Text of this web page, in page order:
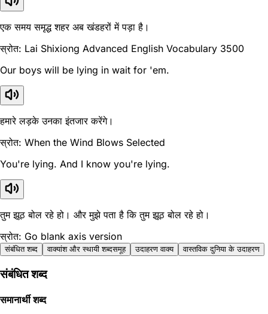
एक समय समृद्ध शहर अब खंडहरों में पड़ा है।
स्रोत: Lai Shixiong Advanced English Vocabulary 3500
Our boys will be lying in wait for 'em.
हमारे लड़के उनका इंतजार करेंगे।
स्रोत: When the Wind Blows Selected
You're lying. And I know you're lying.
तुम झूठ बोल रहे हो। और मुझे पता है कि तुम झूठ बोल रहे हो।
स्रोत: Go blank axis version
संबंधित शब्द वाक्यांश और स्थायी शब्दसमूह उदाहरण वाक्य वास्तविक दुनिया के उदाहरण
संबंधित शब्द
समानार्थी शब्द